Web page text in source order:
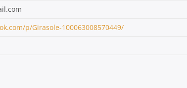
p/Girasole-100063008570449/